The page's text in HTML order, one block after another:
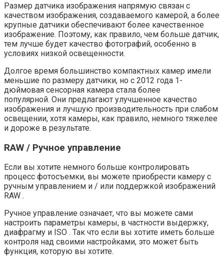
Размер датчика изображения напрямую связан с
качеством изображения, создаваемого камерой, а более
крупные датчики обеспечивают более качественное
изображение. Поэтому, как правило, чем больше датчик,
тем лучше будет качество фотографий, особенно в
условиях низкой освещенности.
Долгое время большинство компактных камер имели
меньшие по размеру датчики, но с 2012 года 1-
дюймовая сенсорная камера стала более
популярной. Они предлагают улучшенное качество
изображения и лучшую производительность при слабом
освещении, хотя камеры, как правило, немного тяжелее
и дороже в результате.
RAW / Ручное управление
Если вы хотите немного больше контролировать
процесс фотосъемки, вы можете приобрести камеру с
ручным управлением и / или поддержкой изображений
RAW .
Ручное управление означает, что вы можете сами
настроить параметры камеры, в частности выдержку,
диафрагму и ISO . Так что если вы хотите иметь больше
контроля над своими настройками, это может быть
функция, которую вы хотите.